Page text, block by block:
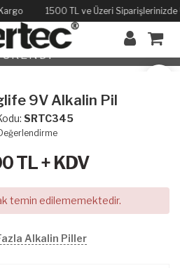
1500 TL ve Üzeri
9V Alkalin Pil
SRTC345
TL + KDV
temin edilememektedir.
Alkalin Piller